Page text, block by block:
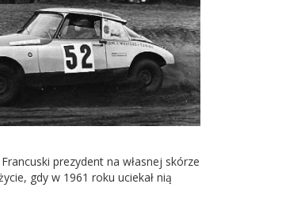
prezydent na własnej skórze
gdy w 1961 roku uciekał nią